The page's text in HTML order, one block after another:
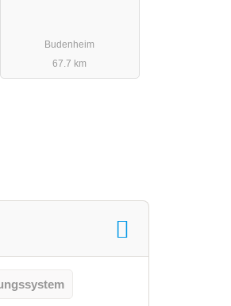
Budenheim
67.7 km